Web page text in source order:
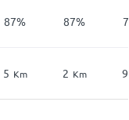
87% 87%
5 Km 2 Km 9